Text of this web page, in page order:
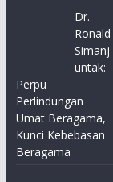
Dr.
Ronald
Simanj
untak:
Perpu
Perlindungan
Umat Beragama,
Kunci Kebebasan
Beragama